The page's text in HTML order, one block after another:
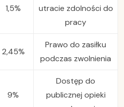
1,5%
utracie zdolności do
pracy
2,45%
Prawo do zasiłku
podczas zwolnienia
9%
Dostęp do
publicznej opieki